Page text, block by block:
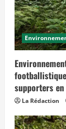
supporters
La Rédaction